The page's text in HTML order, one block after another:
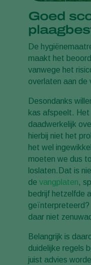
Goed
De
maakt het
vanwege het
overlaten aan de
Desondanks
kas afspeelt.
daadwerkelijk
hierbij niet het
het wel
moeten we dus
loslaten.Dat is
de vangplaten,
bedrijf hetzelfde
geïnterpreteerd?
daar niet
Belangrijk is
duidelijke regels
juist advies